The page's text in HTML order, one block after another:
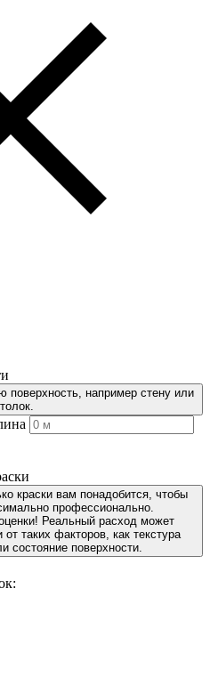
поверхность, например стену или
краски вам понадобится, чтобы
профессионально.
Реальный расход может
таких факторов, как текстура
состояние поверхности.